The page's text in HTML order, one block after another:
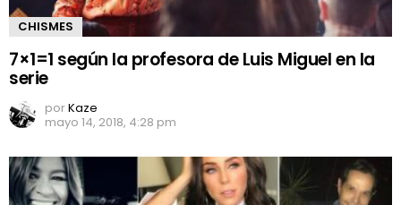
CHISMES
7×1=1 según la profesora de Luis Miguel en la
serie
porKaze
mayo 14, 2018, 4:28 pm